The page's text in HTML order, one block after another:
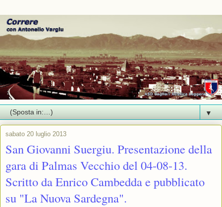
▼
sabato 20 luglio 2013
San Giovanni Suergiu. Presentazione della
gara di Palmas Vecchio del 04-08-13.
Scritto da Enrico Cambedda e pubblicato
su "La Nuova Sardegna".